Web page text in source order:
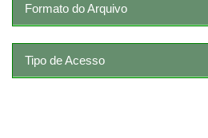
Formato do Arquivo
Tipo de Acesso